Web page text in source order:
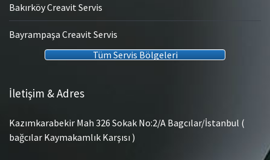
Bakırköy Creavit Servis
Bayrampaşa Creavit Servis
Tüm Servis Bölgeleri
İletişim & Adres
Kazımkarabekir Mah 326 Sokak No:2/A Bagcılar/İstanbul (
bağcılar Kaymakamlık Karşısı )